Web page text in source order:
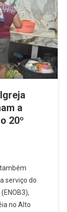
a
20º
serviço do
no Alto